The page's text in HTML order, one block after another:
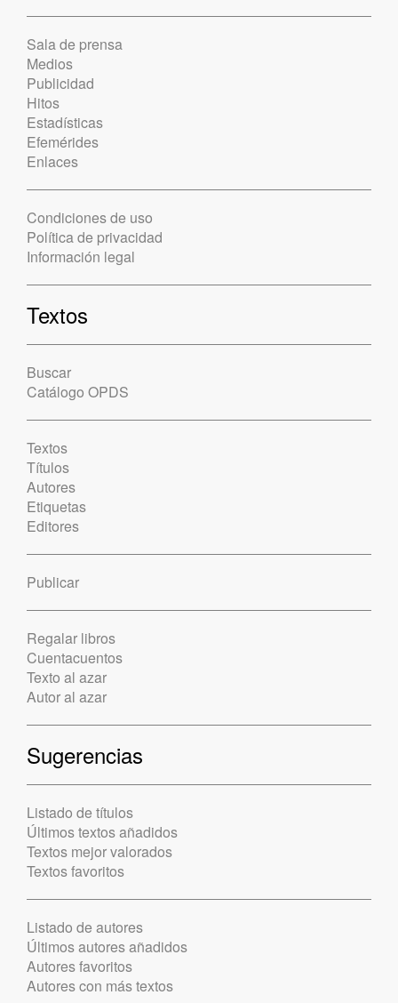
Sala de prensa
Medios
Publicidad
Hitos
Estadísticas
Efemérides
Enlaces
Condiciones de uso
Política de privacidad
Información legal
Textos
Buscar
Catálogo OPDS
Textos
Títulos
Autores
Etiquetas
Editores
Publicar
Regalar libros
Cuentacuentos
Texto al azar
Autor al azar
Sugerencias
Listado de títulos
Últimos textos añadidos
Textos mejor valorados
Textos favoritos
Listado de autores
Últimos autores añadidos
Autores favoritos
Autores con más textos